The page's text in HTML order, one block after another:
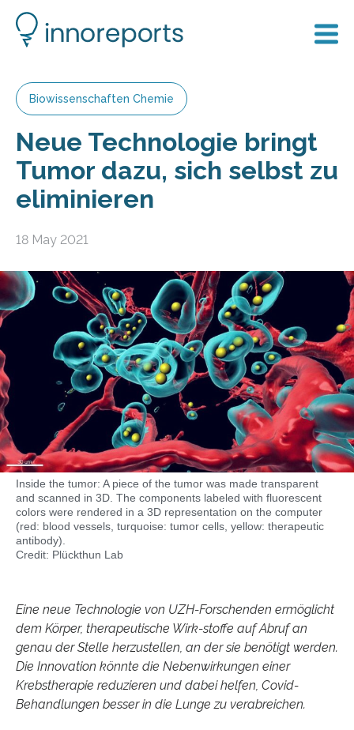
Biowissenschaften Chemie
Neue Technologie bringt
Tumor dazu, sich selbst zu
eliminieren
18 May 2021
Inside the tumor: A piece of the tumor was made transparent
and scanned in 3D. The components labeled with fluorescent
colors were rendered in a 3D representation on the computer
(red: blood vessels, turquoise: tumor cells, yellow: therapeutic
antibody).
Credit: Plückthun Lab
Eine neue Technologie von UZH-Forschenden ermöglicht
dem Körper, therapeutische Wirk-stoffe auf Abruf an
genau der Stelle herzustellen, an der sie benötigt werden.
Die Innovation könnte die Nebenwirkungen einer
Krebstherapie reduzieren und dabei helfen, Covid-
Behandlungen besser in die Lunge zu verabreichen.